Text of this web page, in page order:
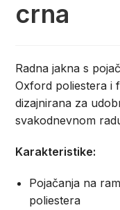
crna
Radna jakna s
Oxford poliestera i
dizajnirana za
svakodnevnom
Karakteristike:
Pojačanja na
poliestera